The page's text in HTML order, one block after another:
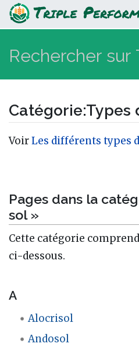
Types de sol
Catégorie:Types
Aller à :navigation,
VoirLes différents types
Pages dans la
sol »
Cette catégorie
ci-dessous.
A
Alocrisol
Andosol